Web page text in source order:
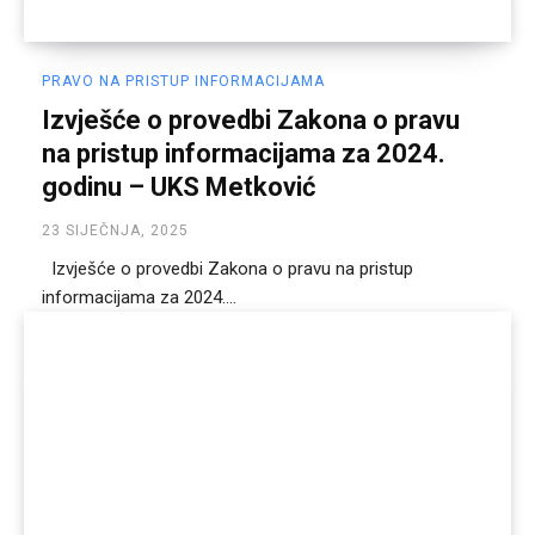
PRAVO NA PRISTUP INFORMACIJAMA
Izvješće o provedbi Zakona o pravu
na pristup informacijama za 2024.
godinu – UKS Metković
23 SIJEČNJA, 2025
informacijama za 2024....